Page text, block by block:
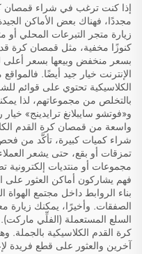
إذا كنت ترغب في شراء قمصان
مجددًا، فهناك بعض الأماكن
زيارة متجر التبرعات المحلي أو
كنوزًا مخفية، مثل قمصان كرة
بسعر منخفض وبيعها بسعر أعلى
الإنترنت خيار جيد أيضًا.
الكلاسيكية تحتوي على قوائم
بالتخلص من مجموعاتهم، لذا
و«فوتشو سايبلانغ ترايدينج»
واسعة من قمصان كرة القدم
شراء كميات كبيرة، تأكَّد من
تمزقات أو بقع، حتى يشعر
مجموعات أو منتديات إلكترونية
فهم يشاركون أماكن العثور على
بناء الروابط داخل مجتمع
الصفقات. وأخيرًا، يمكنك زيارة
السلع المستعملة (الفلِّي
كرة القدم الكلاسيكية
آخرين والعثور على قطع فريدة